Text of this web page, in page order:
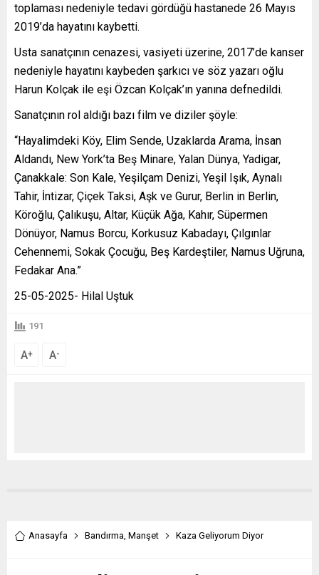
toplaması nedeniyle tedavi gördüğü hastanede 26 Mayıs
2019’da hayatını kaybetti.
Usta sanatçının cenazesi, vasiyeti üzerine, 2017’de kanser
nedeniyle hayatını kaybeden şarkıcı ve söz yazarı oğlu
Harun Kolçak ile eşi Özcan Kolçak’ın yanına defnedildi.
Sanatçının rol aldığı bazı film ve diziler şöyle:
“Hayalimdeki Köy, Elim Sende, Uzaklarda Arama, İnsan
Aldandı, New York’ta Beş Minare, Yalan Dünya, Yadigar,
Çanakkale: Son Kale, Yeşilçam Denizi, Yeşil Işık, Aynalı
Tahir, İntizar, Çiçek Taksi, Aşk ve Gurur, Berlin in Berlin,
Köroğlu, Çalıkuşu, Altar, Küçük Ağa, Kahır, Süpermen
Dönüyor, Namus Borcu, Korkusuz Kabadayı, Çılgınlar
Cehennemi, Sokak Çocuğu, Beş Kardeştiler, Namus Uğruna,
Fedakar Ana.”
25-05-2025- Hilal Uştuk
191
A+ A-
Anasayfa Bandırma Manşet Kaza Geliyorum Diyor